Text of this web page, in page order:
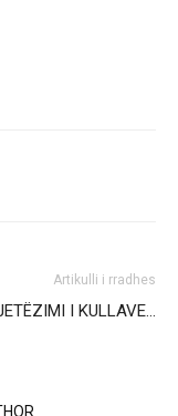
Artikulli i rradhes
I KULLAVE…